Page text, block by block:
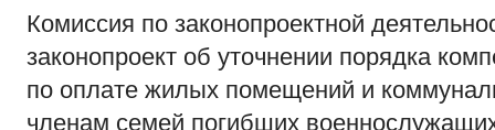
Комиссия по законопроектной
законопроект об уточнении порядка
по оплате жилых помещений и
членам семей погибших